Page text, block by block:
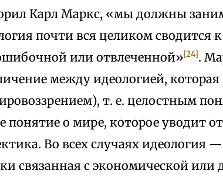
Карл Маркс, «мы должны
почти вся целиком сводится
или отвлеченной»[24].
между идеологией, которая
т. е. целостным
понятие о мире, которое уводит
Во всех случаях идеология
связанная с экономической или